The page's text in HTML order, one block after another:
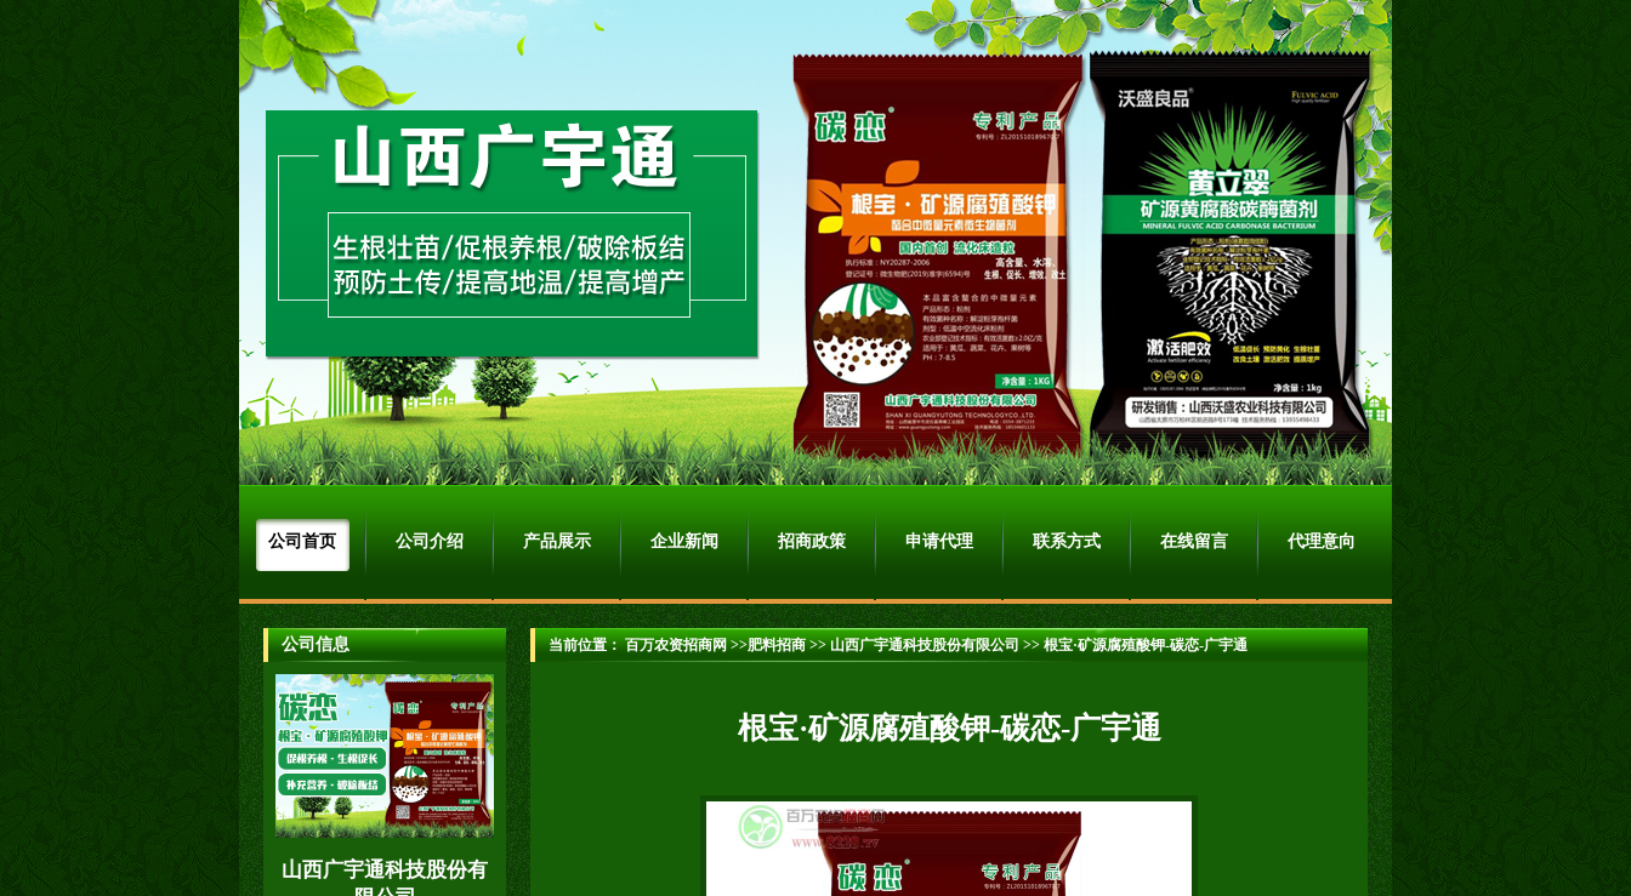
公司首页 公司介绍 产品展示 企业新闻 招商政策 申请代理 联系方式 在线留言 代理意向
公司信息
山西广宇通科技股份有
当前位置：百万农资招商网>>肥料招商 >>山西广宇通科技股份有限公司>> 根宝·矿源腐殖酸钾-碳恋-广宇通
根宝·矿源腐殖酸钾-碳恋-广宇通